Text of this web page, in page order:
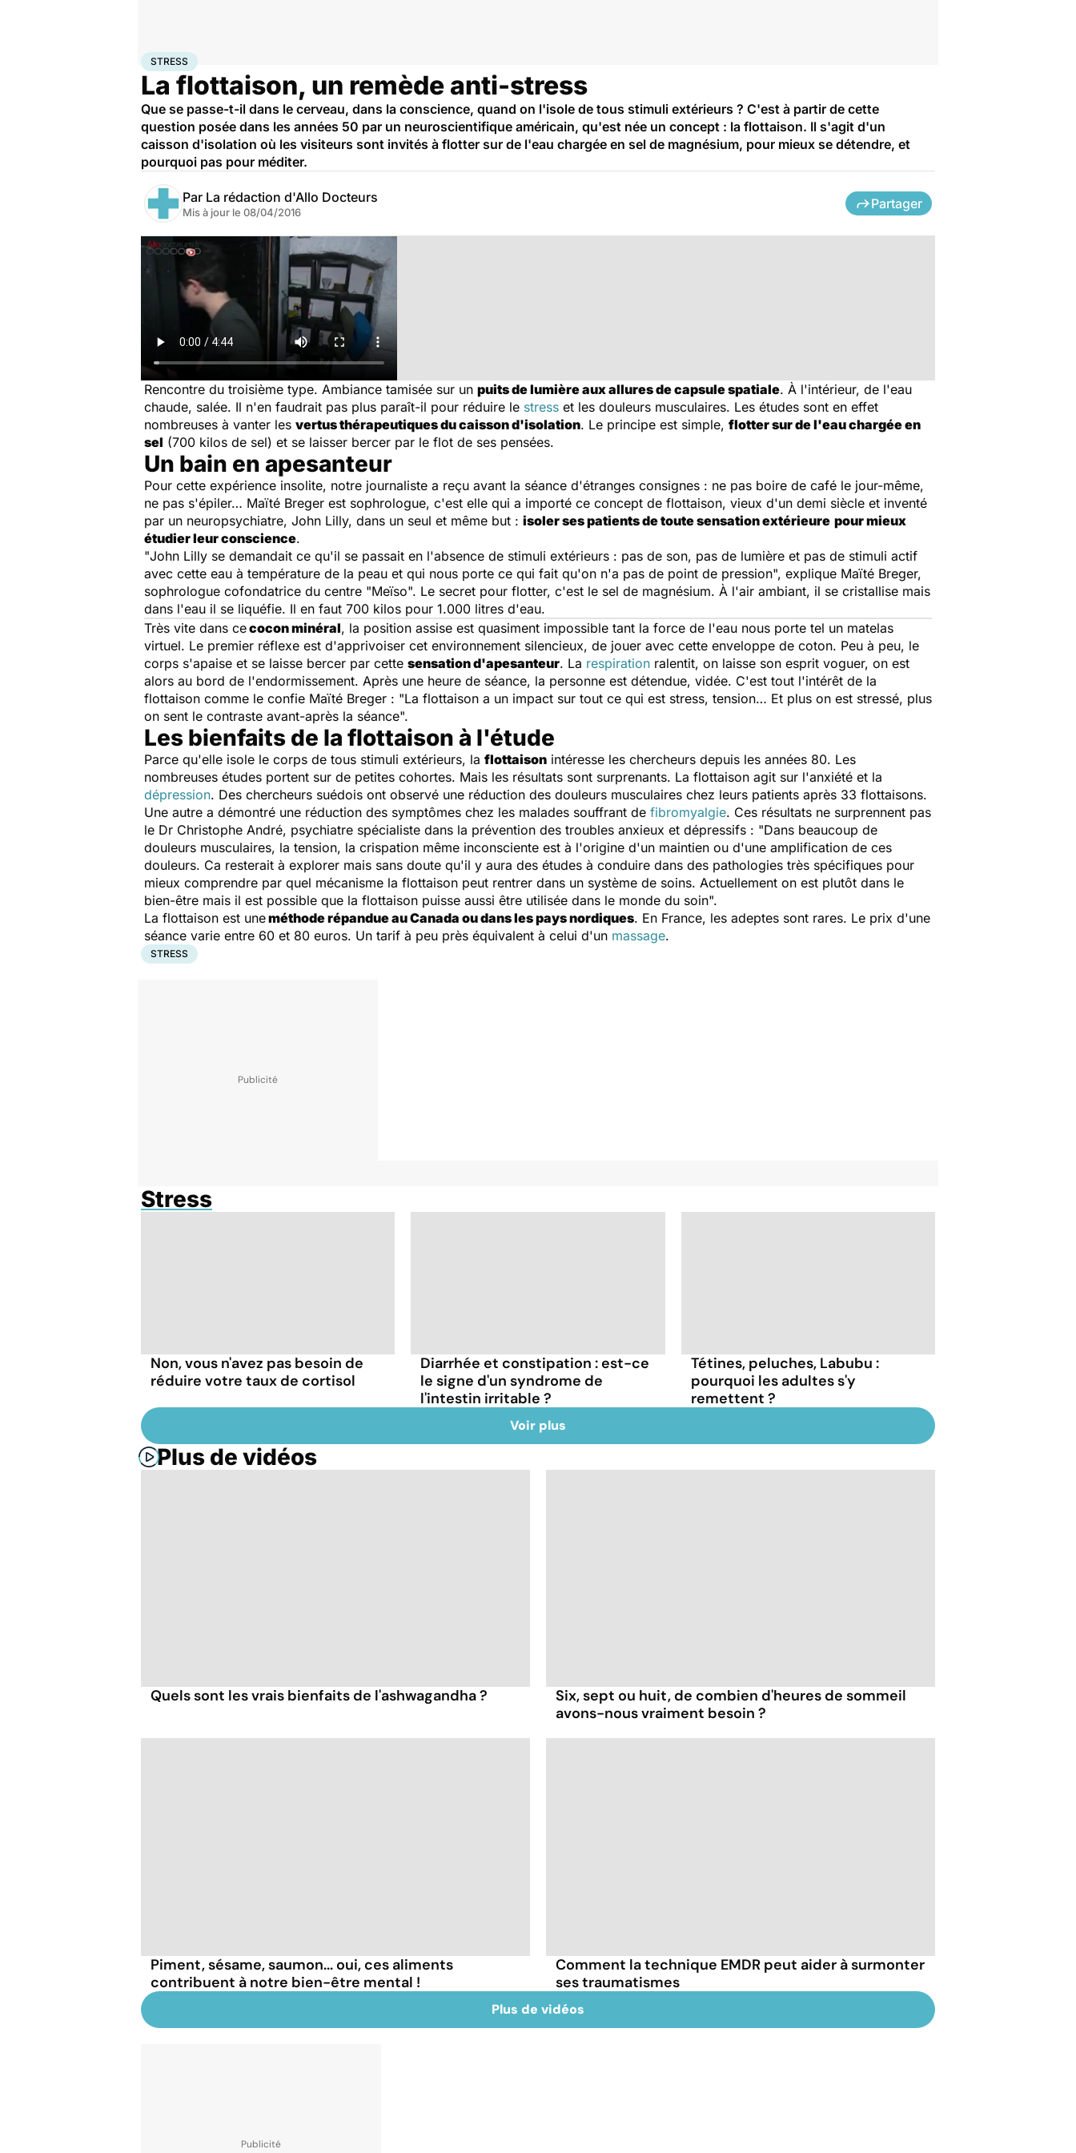
AccueilSanté
STRESS
La flottaison, un remède anti-stress
Que se passe-t-il dans le cerveau, dans la conscience, quand on l'isole de tous stimuli extérieurs ? C'est à partir de cette
question posée dans les années 50 par un neuroscientifique américain, qu'est née un concept : la flottaison. Il s'agit d'un
caisson d'isolation où les visiteurs sont invités à flotter sur de l'eau chargée en sel de magnésium, pour mieux se détendre, et
pourquoi pas pour méditer.
Par La rédaction d'Allo Docteurs
Mis à jour le 08/04/2016
Partager
Rencontre du troisième type. Ambiance tamisée sur un puits de lumière aux allures de capsule spatiale. À l'intérieur, de l'eau
chaude, salée. Il n'en faudrait pas plus paraît-il pour réduire le stress et les douleurs musculaires. Les études sont en effet
nombreuses à vanter les vertus thérapeutiques du caisson d'isolation. Le principe est simple, flotter sur de l'eau chargée en
sel (700 kilos de sel) et se laisser bercer par le flot de ses pensées.
Un bain en apesanteur
Pour cette expérience insolite, notre journaliste a reçu avant la séance d'étranges consignes : ne pas boire de café le jour-même,
ne pas s'épiler… Maïté Breger est sophrologue, c'est elle qui a importé ce concept de flottaison, vieux d'un demi siècle et inventé
par un neuropsychiatre, John Lilly, dans un seul et même but : isoler ses patients de toute sensation extérieure pour mieux
étudier leur conscience.
"John Lilly se demandait ce qu'il se passait en l'absence de stimuli extérieurs : pas de son, pas de lumière et pas de stimuli actif
avec cette eau à température de la peau et qui nous porte ce qui fait qu'on n'a pas de point de pression", explique Maïté Breger,
sophrologue cofondatrice du centre "Meïso". Le secret pour flotter, c'est le sel de magnésium. À l'air ambiant, il se cristallise mais
dans l'eau il se liquéfie. Il en faut 700 kilos pour 1.000 litres d'eau.
Très vite dans cecocon minéral, la position assise est quasiment impossible tant la force de l'eau nous porte tel un matelas
virtuel. Le premier réflexe est d'apprivoiser cet environnement silencieux, de jouer avec cette enveloppe de coton. Peu à peu, le
corps s'apaise et se laisse bercer par cette sensation d'apesanteur. La respiration ralentit, on laisse son esprit voguer, on est
alors au bord de l'endormissement. Après une heure de séance, la personne est détendue, vidée. C'est tout l'intérêt de la
flottaison comme le confie Maïté Breger : "La flottaison a un impact sur tout ce qui est stress, tension… Et plus on est stressé, plus
on sent le contraste avant-après la séance".
Les bienfaits de la flottaison à l'étude
Parce qu'elle isole le corps de tous stimuli extérieurs, la flottaison intéresse les chercheurs depuis les années 80. Les
nombreuses études portent sur de petites cohortes. Mais les résultats sont surprenants. La flottaison agit sur l'anxiété et la
dépression. Des chercheurs suédois ont observé une réduction des douleurs musculaires chez leurs patients après 33 flottaisons.
Une autre a démontré une réduction des symptômes chez les malades souffrant de fibromyalgie. Ces résultats ne surprennent pas
le Dr Christophe André, psychiatre spécialiste dans la prévention des troubles anxieux et dépressifs : "Dans beaucoup de
douleurs musculaires, la tension, la crispation même inconsciente est à l'origine d'un maintien ou d'une amplification de ces
douleurs. Ca resterait à explorer mais sans doute qu'il y aura des études à conduire dans des pathologies très spécifiques pour
mieux comprendre par quel mécanisme la flottaison peut rentrer dans un système de soins. Actuellement on est plutôt dans le
bien-être mais il est possible que la flottaison puisse aussi être utilisée dans le monde du soin".
La flottaison est uneméthode répandue au Canada ou dans les pays nordiques. En France, les adeptes sont rares. Le prix d'une
séance varie entre 60 et 80 euros. Un tarif à peu près équivalent à celui d'un massage.
STRESS
Stress
Non, vous n'avez pas besoin de
réduire votre taux de cortisol
Diarrhée et constipation : est-ce
le signe d'un syndrome de
l'intestin irritable ?
Tétines, peluches, Labubu :
pourquoi les adultes s'y
remettent ?
Voir plus
Plus de vidéos
Quels sont les vrais bienfaits de l'ashwagandha ?
Six, sept ou huit, de combien d'heures de sommeil
avons-nous vraiment besoin ?
Piment, sésame, saumon... oui, ces aliments
contribuent à notre bien-être mental !
Comment la technique EMDR peut aider à surmonter
ses traumatismes
Plus de vidéos